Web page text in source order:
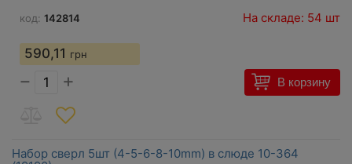
код: 142814 На складе: 54 шт
590,11 грн
− + В корзину
Набор сверл 5шт (4-5-6-8-10mm) в слюде 10-364